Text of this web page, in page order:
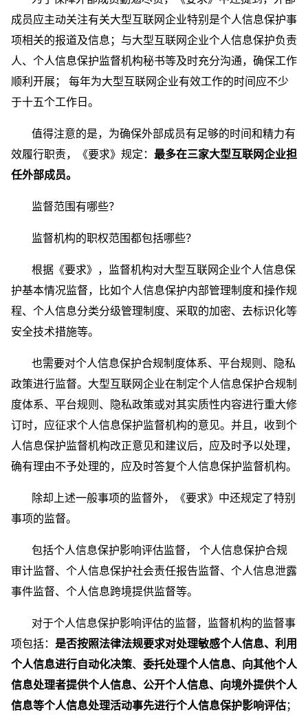
成员应主动关注有关大型互联网企业特别是个人信息保护事
项相关的报道及信息；与大型互联网企业个人信息保护负责
人、个人信息保护监督机构秘书等及时充分沟通，确保工作
顺利开展； 每年为大型互联网企业有效工作的时间应不少
于十五个工作日。
值得注意的是，为确保外部成员有足够的时间和精力有
效履行职责，《要求》规定： 最多在三家大型互联网企业担
任外部成员。
监督范围有哪些？
监督机构的职权范围都包括哪些？
根据《要求》，监督机构对大型互联网企业个人信息保
护基本情况监督，比如个人信息保护内部管理制度和操作规
程、个人信息分类分级管理制度、采取的加密、去标识化等
安全技术措施等。
也需要对个人信息保护合规制度体系、平台规则、隐私
政策进行监督。大型互联网企业在制定个人信息保护合规制
度体系、平台规则、隐私政策或对其实质性内容进行重大修
订时，应征求个人信息保护监督机构的意见。并且，收到个
人信息保护监督机构改正意见和建议后，应及时予以处理，
确有理由不予处理的，应及时答复个人信息保护监督机构。
除却上述一般事项的监督外，《要求》中还规定了特别
事项的监督。
包括个人信息保护影响评估监督， 个人信息保护合规
审计监督、个人信息保护社会责任报告监督、个人信息泄露
事件监督、个人信息跨境提供监督等。
对于个人信息保护影响评估的监督，监督机构的监督事
项包括： 是否按照法律法规要求对处理敏感个人信息、利用
个人信息进行自动化决策、 委托处理个人信息、向其他个人
信息处理者提供个人信息、公开个人信息、向境外提供个人
信息等个人信息处理活动事先进行个人信息保护影响评估；